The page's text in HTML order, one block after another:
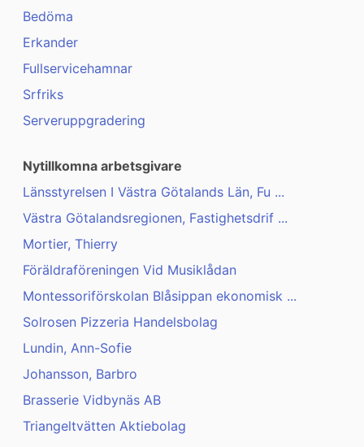
Bedöma
Erkander
Fullservicehamnar
Srfriks
Serveruppgradering
Nytillkomna arbetsgivare
Länsstyrelsen I Västra Götalands Län, Fu ...
Västra Götalandsregionen, Fastighetsdrif ...
Mortier, Thierry
Föräldraföreningen Vid Musiklådan
Montessoriförskolan Blåsippan ekonomisk ...
Solrosen Pizzeria Handelsbolag
Lundin, Ann-Sofie
Johansson, Barbro
Brasserie Vidbynäs AB
Triangeltvätten Aktiebolag